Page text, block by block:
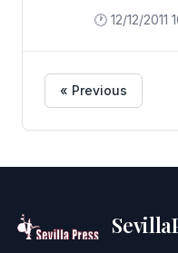
Lucía
🕐 12/12/2011
« Previous